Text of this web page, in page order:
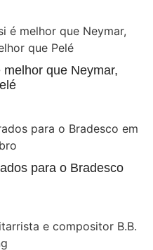
que Neymar,
para o Bradesco